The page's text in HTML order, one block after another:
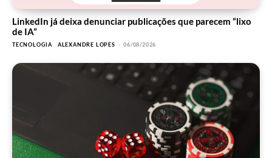
LinkedIn já deixa denunciar publicações que parecem “lixo
de IA”
TECNOLOGIA ALEXANDRE LOPES - 06/08/2026